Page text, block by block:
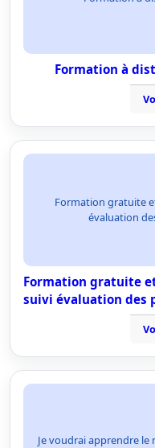
Formation à
Formation gratuite
évaluation
Formation gratuite
suivi évaluation des
Je voudrai apprendre